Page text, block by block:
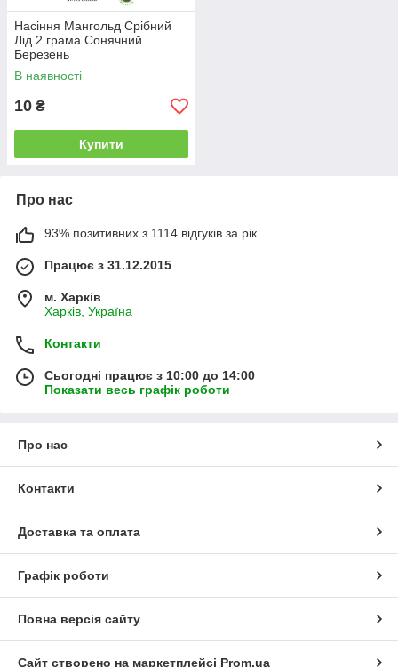
Насіння Мангольд Срібний
Лід 2 грама Сонячний
Березень
В наявності
10 ₴
Купити
Про нас
93% позитивних з 1114 відгуків за рік
Працює з 31.12.2015
м. Харків
Харків, Україна
Контакти
Сьогодні працює з 10:00 до 14:00
Показати весь графік роботи
Про нас
Контакти
Доставка та оплата
Графік роботи
Повна версія сайту
Сайт створено на маркетплейсі Prom.ua